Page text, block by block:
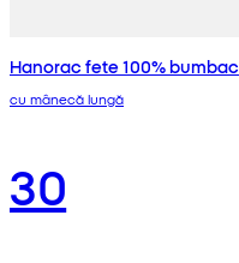
Hanorac fete 100% bumbac
cu mânecă lungă
30